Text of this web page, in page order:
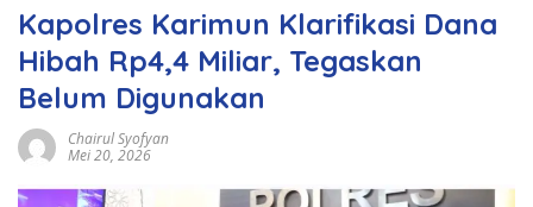
Kapolres Karimun Klarifikasi Dana
Hibah Rp4,4 Miliar, Tegaskan
Belum Digunakan
Chairul Syofyan
Mei 20, 2026